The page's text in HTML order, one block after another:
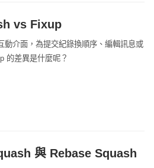
vs Fixup
動介面，為提交紀錄換順序、編輯訊息或
的差異是什麼呢？
與 Rebase Squash